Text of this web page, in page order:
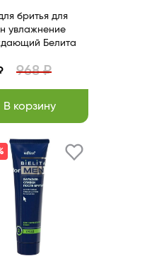
увлажнение
Белита
968 ₽
В корзину